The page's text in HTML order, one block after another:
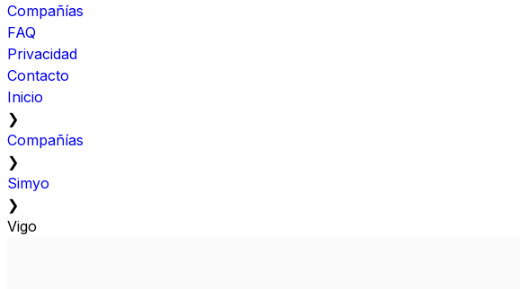
Compañías
FAQ
Privacidad
Contacto
Inicio
❯
Compañías
❯
Simyo
❯
Vigo